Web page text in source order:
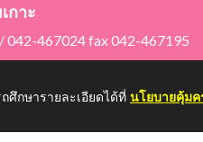
กาะ
467024 fax 042-467195
กษารายละเอียดได้ที่ นโยบายคุ้ม